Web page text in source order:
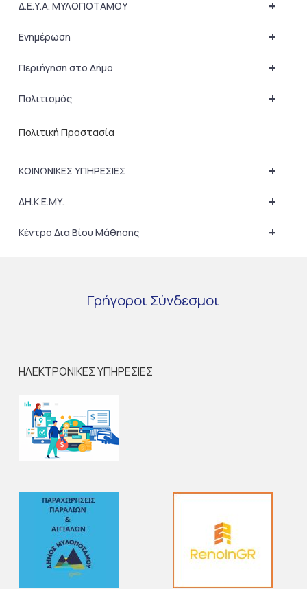
+
Δ.Ε.Υ.Α. ΜΥΛΟΠΟΤΑΜΟΥ
+
Ενημέρωση
+
Περιήγηση στο Δήμο
+
Πολιτισμός
Πολιτική Προστασία
+
ΚΟΙΝΩΝΙΚΕΣ ΥΠΗΡΕΣΙΕΣ
+
ΔΗ.Κ.Ε.ΜΥ.
+
Κέντρο Δια Βίου Μάθησης
Γρήγοροι Σύνδεσμοι
ΗΛΕΚΤΡΟΝΙΚΕΣ ΥΠΗΡΕΣΙΕΣ